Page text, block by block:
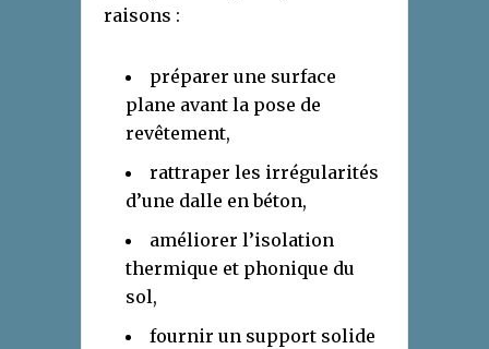
raisons :
préparer une surface
plane avant la pose de
revêtement,
rattraper les irrégularités
d’une dalle en béton,
améliorer l’isolation
thermique et phonique du
sol,
fournir un support solide